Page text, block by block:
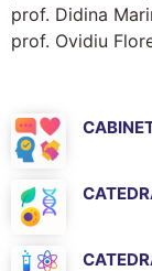
prof. Didina
prof. Ovidiu